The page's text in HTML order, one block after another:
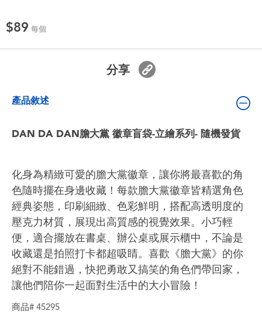
角色收藏
生活雜貨
$89 每個
分享
產品敘述
DAN DA DAN膽大黨 徽章盲袋-立繪系列- 隨機發貨
化身為精緻可愛的膽大黨徽章，讓你將最喜歡的角
色隨時擺在身邊收藏！每款膽大黨徽章皆精選角色
經典姿態，印刷細緻、色彩鮮明，搭配高透明度的
壓克力材質，展現出高質感的視覺效果。小巧輕
便，適合擺放在書桌、辦公桌或展示櫃中，不論是
收藏還是拍照打卡都超吸睛。喜歡《膽大黨》的你
絕對不能錯過，快把勇敢又搞笑的角色們帶回家，
讓他們陪你一起面對生活中的大小冒險！
商品# 45295